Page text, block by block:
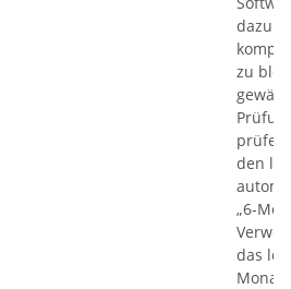
dazu
zu
prüfen
den
„6-
das